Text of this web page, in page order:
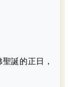
誕的正日，